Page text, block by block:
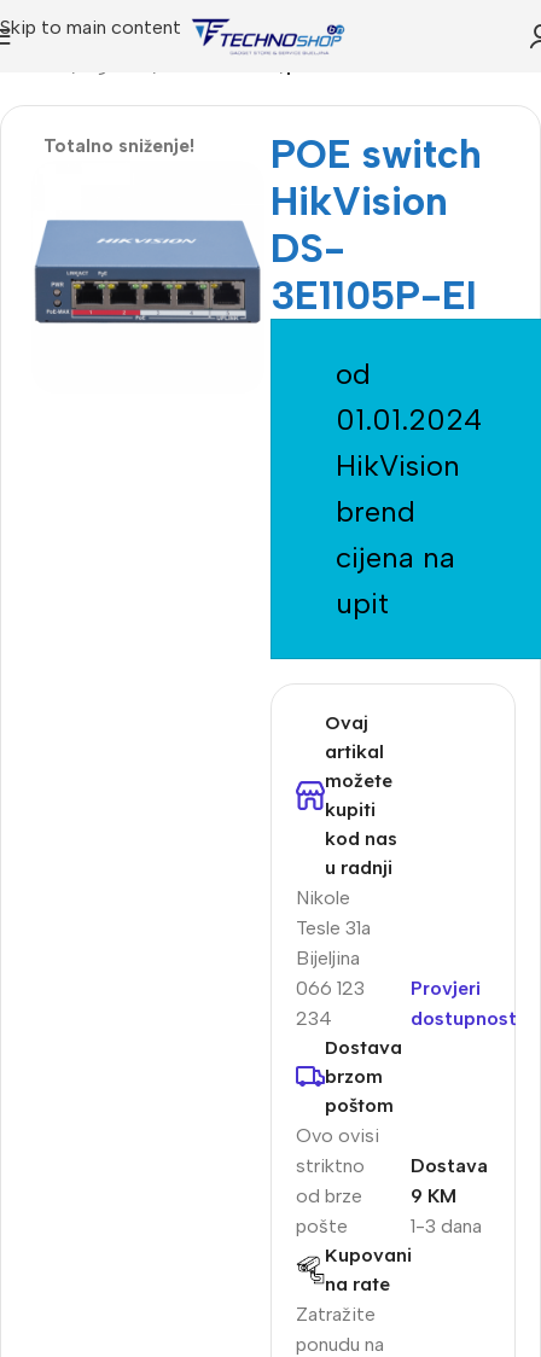
Skip to main content
Totalno sniženje!
POE switch
HikVision
DS-
3E1105P-EI
od
01.01.2024
HikVision
brend
cijena na
upit
Ovaj
artikal
možete
kupiti
kod nas
u radnji
Nikole
Tesle 31a
Bijeljina
066 123
234
Provjeri
dostupnost
Dostava
brzom
poštom
Ovo ovisi
striktno
od brze
pošte
1-3 dana
Dostava
9 KM
Kupovani
na rate
Zatražite
ponudu na